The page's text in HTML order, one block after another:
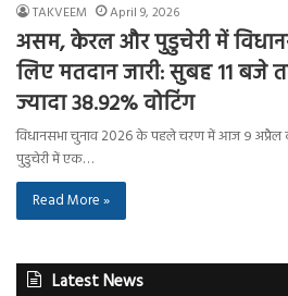
TAKVEEM April 9, 2026
असम, केरल और पुडुचेरी में
लिए मतदान जारी: सुबह 11
ज्यादा 38.92% वोटिंग
विधानसभा चुनाव 2026 के पहले चरण में आज ९ अप्रैल
पुडुचेरी में एक…
Read More »
Latest News